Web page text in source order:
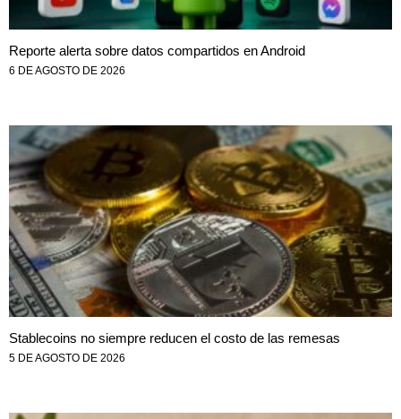
Reporte alerta sobre datos compartidos en Android
6 DE AGOSTO DE 2026
Stablecoins no siempre reducen el costo de las remesas
5 DE AGOSTO DE 2026